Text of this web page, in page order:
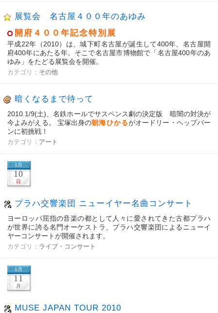
展覧会 名古屋４００年のあゆみ
開府４００年記念特別展
平成22年（2010）は、城下町名古屋が誕生して400年、名古屋開
府400年にあたる年。そこで名古屋市博物館で「名古屋400年のあ
ゆみ」をたどる展覧会を開催。
カテゴリ： その他
暗くなるまで待って
2010.1/9(土)、名鉄ホールでサスペンス劇の決定版 暗闇の対決が
今よみがえる。 宝塚出身の朝海ひかるがオードリー・ヘップバー
ンに初挑戦！
カテゴリ： アート
1月
10
日
プラハ交響楽団 ニューイヤー名曲コンサート
ヨーロッパ屈指の音楽の都として人々に愛されてきた古都プラハ
が世界に誇る名門オーケストラ、プラハ交響楽団によるニューイ
ヤーコンサートが開催されます。
カテゴリ： ライブ・コンサート
1月
11
月
MUSE JAPAN TOUR 2010